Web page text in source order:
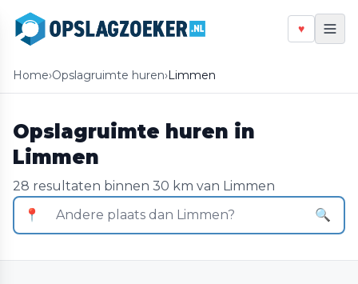
♥
Home›Opslagruimte huren›Limmen
Opslagruimte huren in
Limmen
28 resultaten binnen 30 km van Limmen
📍
🔍